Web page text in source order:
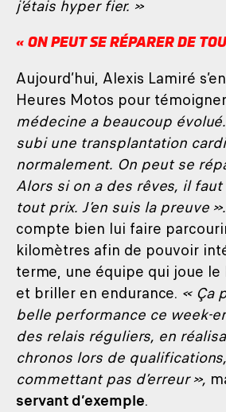
j’étais hyper fier. »
« ON PEUT SE RÉPARER DE
Aujourd’hui, Alexis Lamiré
Heures Motos pour
médecine a beaucoup
subi une transplantation
normalement. On peut se
Alors si on a des rêves, il
tout prix. J’en suis la preuve ».
compte bien lui faire
kilomètres afin de pouvoir
terme, une équipe qui joue
et briller en endurance. « Ça
belle performance ce week-
des relais réguliers, en
chronos lors de
commettant pas d’erreur »,
servant d’exemple.